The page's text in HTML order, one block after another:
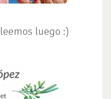
luego :)